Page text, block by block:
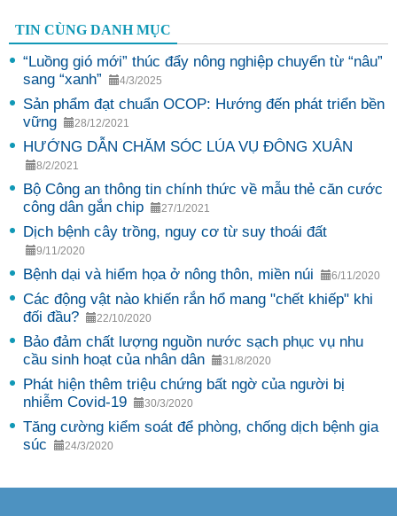
TIN CÙNG DANH MỤC
“Luồng gió mới” thúc đẩy nông nghiệp chuyển từ “nâu”
sang “xanh”
4/3/2025
Sản phẩm đạt chuẩn OCOP: Hướng đến phát triển bền
vững
28/12/2021
HƯỚNG DẪN CHĂM SÓC LÚA VỤ ĐÔNG XUÂN
8/2/2021
Bộ Công an thông tin chính thức về mẫu thẻ căn cước
công dân gắn chip
27/1/2021
Dịch bệnh cây trồng, nguy cơ từ suy thoái đất
9/11/2020
Bệnh dại và hiểm họa ở nông thôn, miền núi 6/11/2020
Các động vật nào khiến rắn hổ mang "chết khiếp" khi
đối đầu?
22/10/2020
Bảo đảm chất lượng nguồn nước sạch phục vụ nhu
cầu sinh hoạt của nhân dân
31/8/2020
Phát hiện thêm triệu chứng bất ngờ của người bị
nhiễm Covid-19
30/3/2020
Tăng cường kiểm soát để phòng, chống dịch bệnh gia
súc
24/3/2020